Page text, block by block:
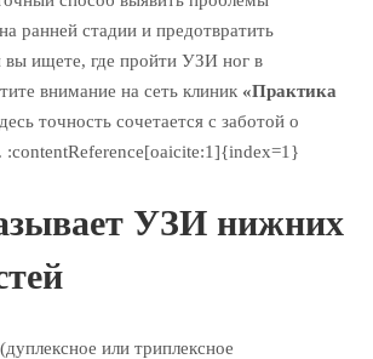
ранней стадии и предотвратить
вы ищете, где пройти УЗИ ног в
внимание на сеть клиник «Практика
точность сочетается с заботой о
:contentReference[oaicite:1]{index=1}
УЗИ нижних
или триплексное